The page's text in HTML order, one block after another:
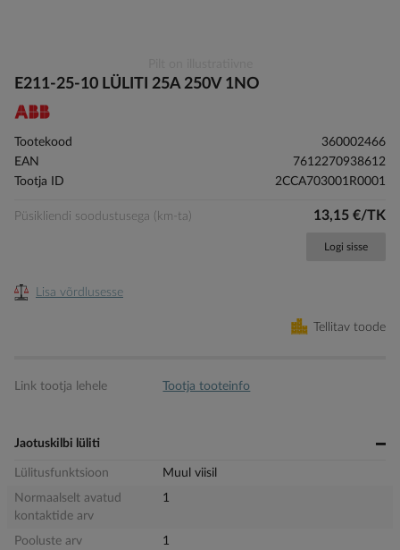
to
beginning
of
gallery
E211-25-10 LÜLITI 25A 250V 1NO
Tootekood
360002466
EAN
7612270938612
Tootja ID
2CCA703001R0001
Püsikliendi soodustusega (km-ta) 13,15 €/TK
Logi sisse
Lisa võrdlusesse
Tellitav toode
Link tootja lehele Tootja tooteinfo
Jaotuskilbi lüliti
Lülitusfunktsioon
Muul viisil
Normaalselt avatud
kontaktide arv
1
Pooluste arv
1